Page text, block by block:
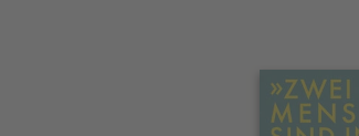
Interaktives